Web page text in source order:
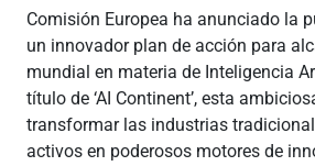
Comisión Europea ha anunciado la
un innovador plan de acción para
mundial en materia de Inteligencia
título de ‘AI Continent’, esta
transformar las industrias
activos en poderosos motores de